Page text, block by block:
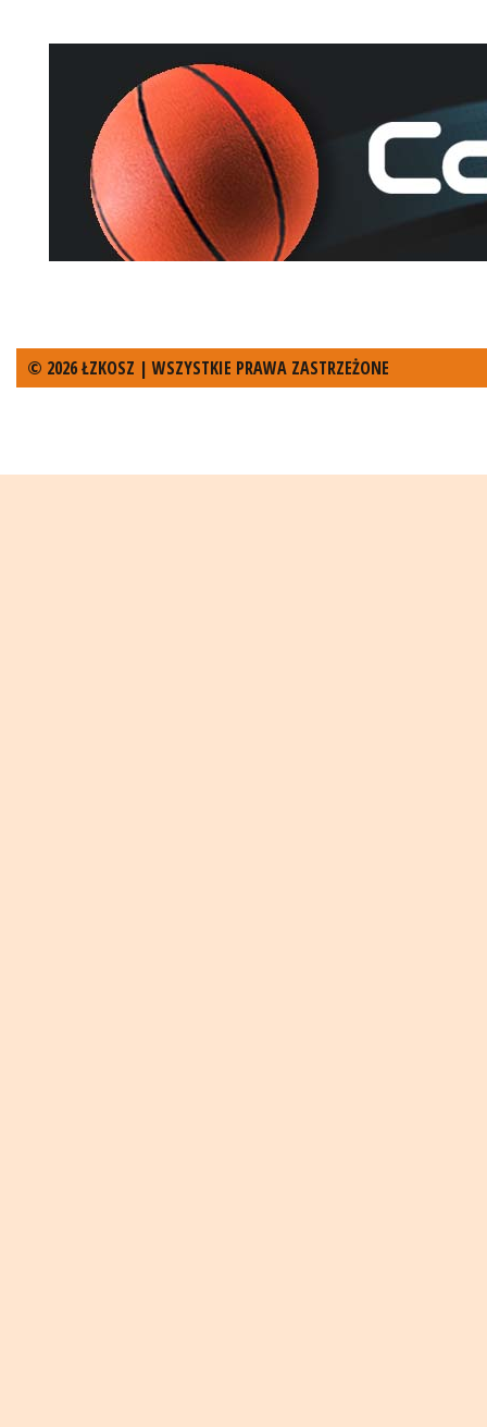
© 2026 ŁZKOSZ | WSZYSTKIE PRAWA ZASTRZEŻONE